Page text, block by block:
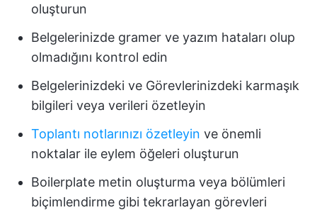
oluşturun
Belgelerinizde gramer ve yazım hataları olup
olmadığını kontrol edin
Belgelerinizdeki ve Görevlerinizdeki karmaşık
bilgileri veya verileri özetleyin
Toplantı notlarınızı özetleyin ve önemli
noktalar ile eylem öğeleri oluşturun
Boilerplate metin oluşturma veya bölümleri
biçimlendirme gibi tekrarlayan görevleri